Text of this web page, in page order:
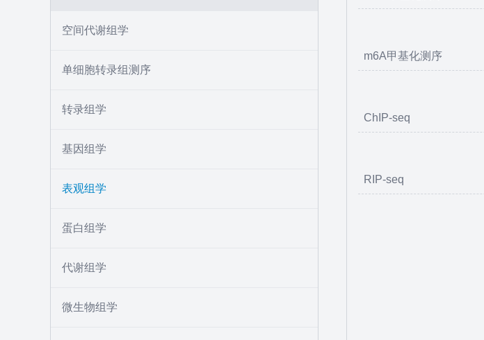
空间代谢组学
单细胞转录组测序
转录组学
基因组学
表观组学
蛋白组学
代谢组学
微生物组学
m6A甲基化测序
ChIP-seq
RIP-seq